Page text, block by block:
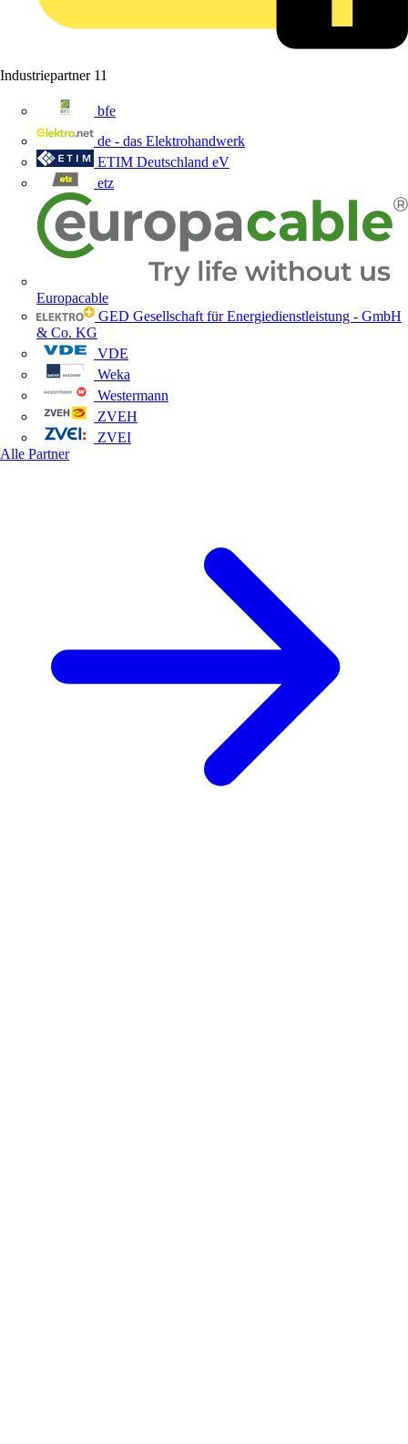
Industriepartner 11
bfe
de - das Elektrohandwerk
ETIM Deutschland eV
etz
Europacable
GED Gesellschaft für Energiedienstleistung - GmbH
& Co. KG
VDE
Weka
Westermann
ZVEH
ZVEI
Alle Partner